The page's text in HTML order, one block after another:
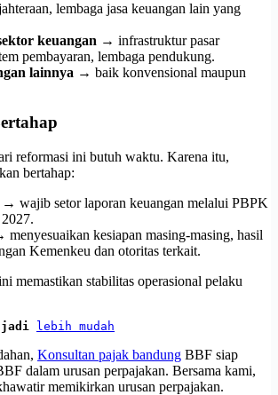
lembaga jasa keuangan lain yang
keuangan → infrastruktur pasar
pembayaran, lembaga pendukung.
lainnya → baik konvensional maupun
reformasi ini butuh waktu. Karena itu,
bertahap:
→ wajib setor laporan keuangan melalui PBPK
menyesuaikan kesiapan masing-masing, hasil
Kemenkeu dan otoritas terkait.
memastikan stabilitas operasional pelaku
lebih mudah
Konsultan pajak bandung BBF siap
dalam urusan perpajakan. Bersama kami,
memikirkan urusan perpajakan.